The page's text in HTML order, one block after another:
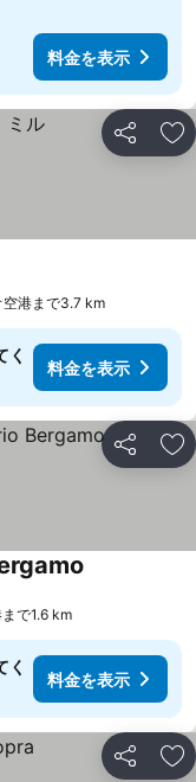
料金を表示
シェア お
空港まで3.7 km
く
料金を表示
シェア お
で1.6 km
く
料金を表示
シェア お